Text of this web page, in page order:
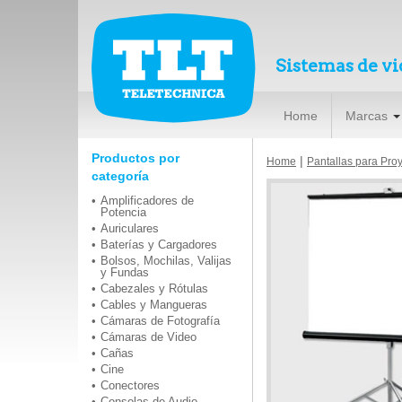
Sistemas de
Home Marcas
Productos por
categoría
Amplificadores de
Potencia
Auriculares
Baterías y Cargadores
Bolsos, Mochilas, Valijas
y Fundas
Cabezales y Rótulas
Cables y Mangueras
Cámaras de Fotografía
Cámaras de Video
Cañas
Cine
Conectores
Home | Pantallas para